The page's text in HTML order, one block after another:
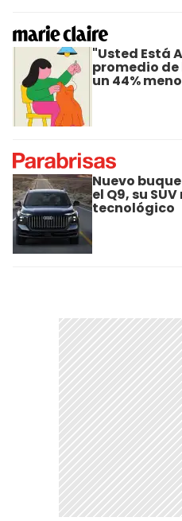
"Usted Está
promedio
un 44%
Nuevo
el Q9, su
tecnológico